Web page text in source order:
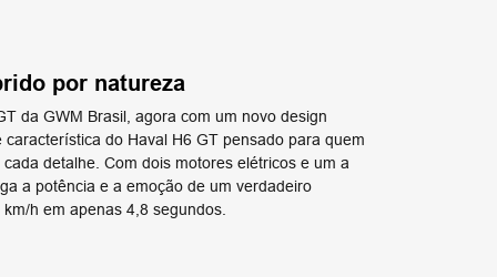
por natureza
da GWM Brasil, agora com um novo design
do Haval H6 GT pensado para quem
detalhe. Com dois motores elétricos e um a
a potência e a emoção de um verdadeiro
h em apenas 4,8 segundos.